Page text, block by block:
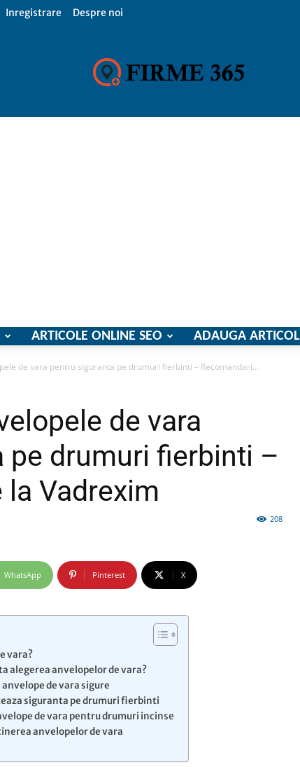
Inregistrare Despre noi
comunicate
ARTICOLE ONLINE SEO ADAUGA ARTICOL
de vara pentru siguranta pe drumuri fierbinti – Recomandari...
de vara
pe drumuri fierbinti –
la Vadrexim
208
WhatsApp Pinterest X
vara?
alegerea anvelopelor de vara?
de vara sigure
siguranta pe drumuri fierbinti
de vara pentru drumuri incinse
anvelopelor de vara